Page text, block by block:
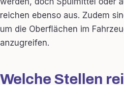
reichen ebenso aus. Zudem
um die Oberflächen im
anzugreifen.
Welche Stellen